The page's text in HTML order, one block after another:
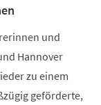
und
Hannover
zu einem
geförderte,